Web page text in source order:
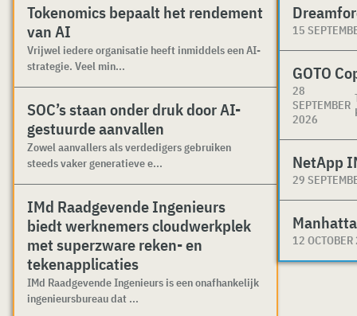
Tokenomics bepaalt het rendement
van AI
Vrijwel iedere organisatie heeft inmiddels een AI-
strategie. Veel min...
SOC’s staan onder druk door AI-
gestuurde aanvallen
Zowel aanvallers als verdedigers gebruiken
steeds vaker generatieve e...
IMd Raadgevende Ingenieurs
biedt werknemers cloudwerkplek
met superzware reken- en
tekenapplicaties
IMd Raadgevende Ingenieurs is een onafhankelijk
ingenieursbureau dat ...
15
GOTO
28
SEPTEMBER
2026
NetApp
29
12